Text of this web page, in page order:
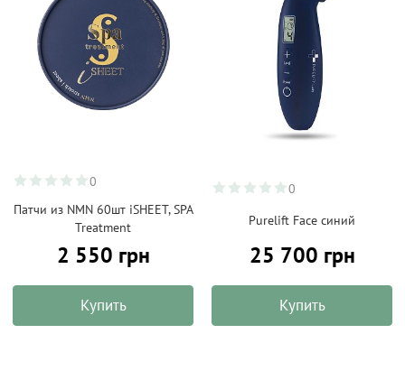
0
Патчи из NMN 60шт iSHEET, SPA
Treatment
2 550 грн
Купить
0
Purelift Face синий
25 700 грн
Купить